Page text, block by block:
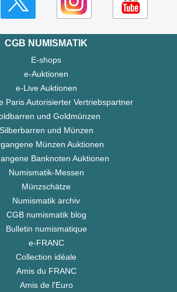
CGB NUMISMATIK
E-shops
e-Auktionen
e-Live Auktionen
Paris Autorisierter Vertriebspartner
und Goldmünzen
Silberbarren und Münzen
Münzen Auktionen
Banknoten Auktionen
Numismatik-Messen
Münzschätze
Numismatik archiv
CGB numismatik blog
Bulletin numismatique
e-FRANC
Collection idéale
Amis du FRANC
Amis de l'Euro